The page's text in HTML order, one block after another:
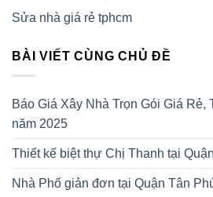
Sửa nhà giá rẻ tphcm
BÀI VIẾT CÙNG CHỦ ĐỀ
Báo Giá Xây Nhà Trọn Gói Giá Rẻ,
năm 2025
Thiết kế biệt thự Chị Thanh tại
Nhà Phố giản đơn tại Quận Tân